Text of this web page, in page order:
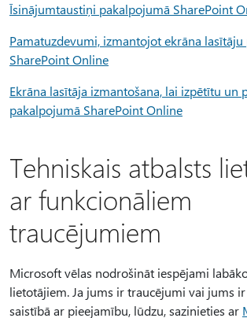
Īsinājumtaustiņi pakalpojumā SharePoint
Pamatuzdevumi, izmantojot ekrāna
SharePoint Online
Ekrāna lasītāja izmantošana, lai izpētītu un
pakalpojumā SharePoint Online
Tehniskais atbalsts
ar funkcionāliem
traucējumiem
Microsoft vēlas nodrošināt iespējami
lietotājiem. Ja jums ir traucējumi vai jums
saistībā ar pieejamību, lūdzu, sazinieties ar